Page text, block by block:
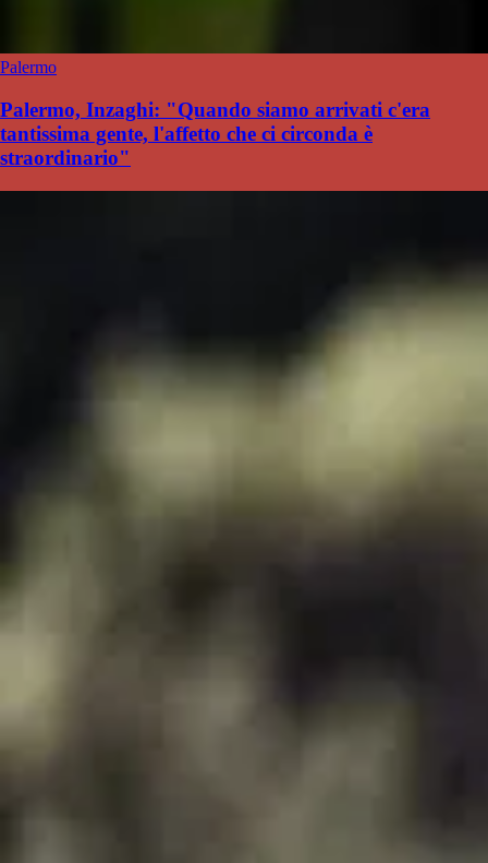
Palermo
Palermo, Inzaghi: "Quando siamo arrivati c'era
tantissima gente, l'affetto che ci circonda è
straordinario"